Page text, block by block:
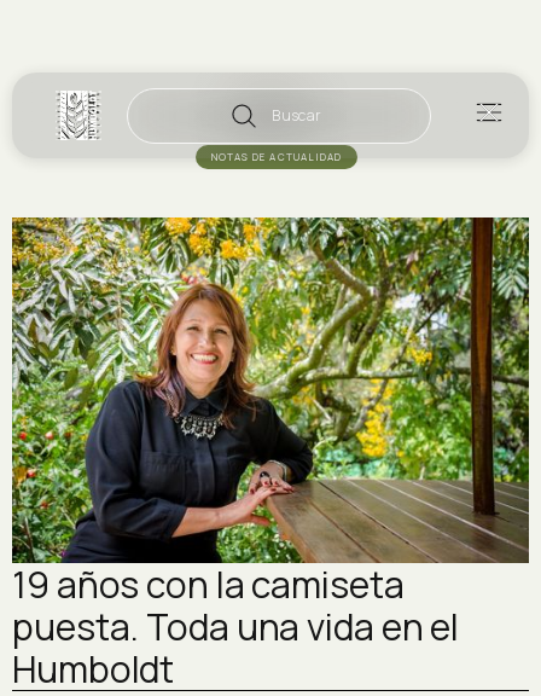
Buscar
NOTAS DE ACTUALIDAD
19 años con la camiseta
puesta. Toda una vida en el
Humboldt